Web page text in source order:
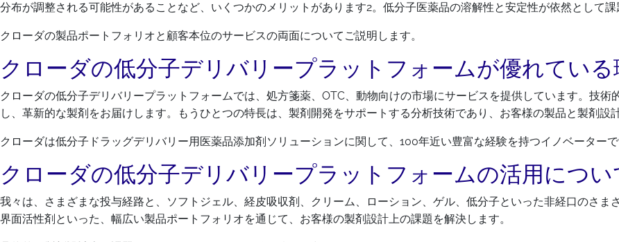
分布が調整される可能性があることなど、いくつかのメリットがあります2。低分子医薬品の溶解性と安定性が依然として
クローダの製品ポートフォリオと顧客本位のサービスの両面についてご説明します。
クローダの低分子デリバリープラットフォームが優れている
クローダの低分子デリバリープラットフォームでは、処方箋薬、OTC、動物向けの市場にサービスを提供しています。技
し、革新的な製剤をお届けします。もうひとつの特長は、製剤開発をサポートする分析技術であり、お客様の製品と製剤設
クローダは低分子ドラッグデリバリー用医薬品添加剤ソリューションに関して、100年近い豊富な経験を持つイノベーターで
クローダの低分子デリバリープラットフォームの活用につい
我々は、さまざまな投与経路と、ソフトジェル、経皮吸収剤、クリーム、ローション、ゲル、低分子といった非経口のさま
界面活性剤といった、幅広い製品ポートフォリオを通じて、お客様の製剤設計上の課題を解決します。